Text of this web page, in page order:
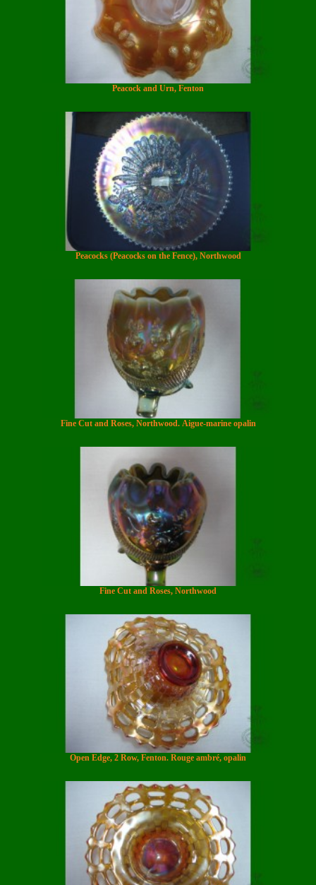
Peacock and Urn, Fenton
Peacocks (Peacocks on the Fence), Northwood
Fine Cut and Roses, Northwood. Aigue-marine opalin
Fine Cut and Roses, Northwood
Open Edge, 2 Row, Fenton. Rouge ambré, opalin